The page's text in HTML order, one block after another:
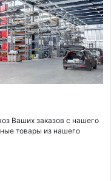
Ваших заказов с нашего
товары из нашего